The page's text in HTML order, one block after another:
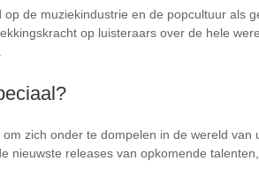
de muziekindustrie en de popcultuur als
op luisteraars over de hele
zich onder te dompelen in de wereld van
nieuwste releases van opkomende